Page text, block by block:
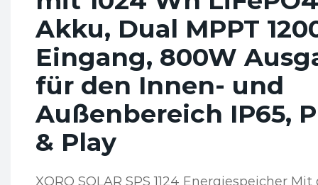
Akku, Dual MPPT
Eingang, 800W
für den Innen- und
Außenbereich IP65,
& Play
XORO SOLAR SPS 1124 Energiespeicher